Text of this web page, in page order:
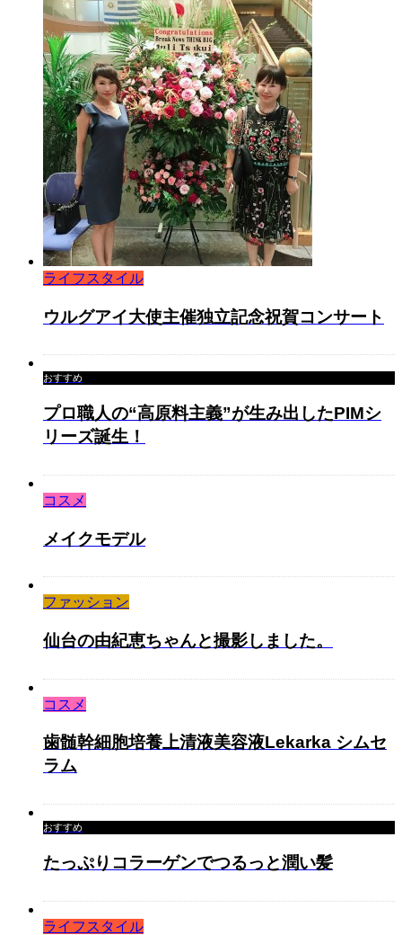
ライフスタイル
ウルグアイ大使主催独立記念祝賀コンサート
おすすめ
プロ職人の“高原料主義”が生み出したPIMシ
リーズ誕生！
コスメ
メイクモデル
ファッション
仙台の由紀恵ちゃんと撮影しました。
コスメ
歯髄幹細胞培養上清液美容液Lekarka シムセ
ラム
おすすめ
たっぷりコラーゲンでつるっと潤い髪
ライフスタイル